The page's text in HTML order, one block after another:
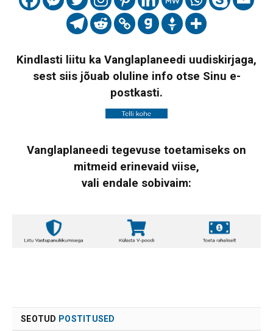
Kindlasti liitu ka Vanglaplaneedi uudiskirjaga,
sest siis jõuab oluline info otse Sinu e-
postkasti.
Vanglaplaneedi tegevuse toetamiseks on
mitmeid erinevaid viise,
vali endale sobivaim:
SEOTUD POSTITUSED